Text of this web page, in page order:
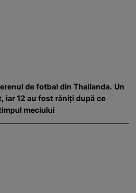
de fotbal din Thailanda. Un
iar 12 au fost răniți după ce
meciului